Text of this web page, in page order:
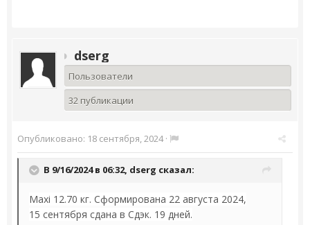
dserg
Пользователи
32 публикации
Опубликовано: 18 сентября, 2024·
В 9/16/2024 в 06:32, dserg сказал:
Maxi 12.70 кг. Сформирована 22 августа 2024,
15 сентября сдана в Сдэк. 19 дней.